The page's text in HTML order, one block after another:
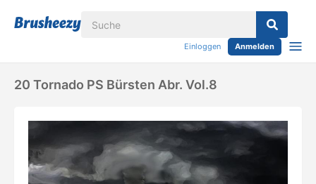
Einloggen Anmelden
20 Tornado PS Bürsten Abr. Vol.8